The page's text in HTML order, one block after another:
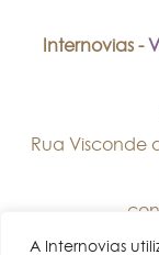
A Internovias
Internovias -
Rua Visconde